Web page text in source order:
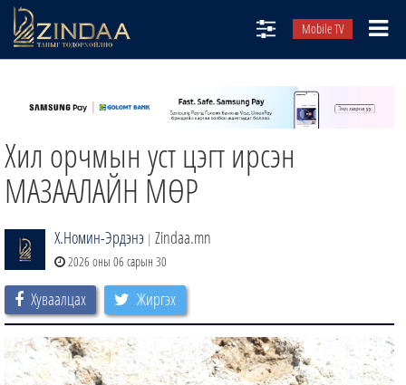
Mobile TV
ТВ8
ӨГЛӨӨНИЙ СОНИН
АУДИО ЗОХИОЛ
Хил орчмын уст цэгт ирсэн
МАЗААЛАЙН МӨР
Х.Номин-Эрдэнэ | Zindaa.mn
2026 оны 06 сарын 30
Хуваалцах Жиргэх